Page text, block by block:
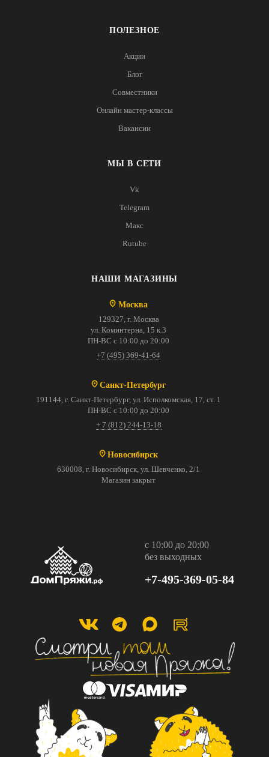
ПОЛЕЗНОЕ
Акции
Блог
Совместники
Онлайн мастер-классы
Вакансии
МЫ В СЕТИ
Vk
Telegram
Макс
Rutube
НАШИ МАГАЗИНЫ
Москва
129327, г. Москва
ул. Коминтерна, 15 к.3
ПН-ВС с 10:00 до 20:00
+7 (495) 369-41-64
Санкт-Петербург
191144, г. Санкт-Петербург, ул. Исполкомская, 17, ст. 1
ПН-ВС с 10:00 до 20:00
+ 7 (812) 244-13-18
Новосибирск
630008, г. Новосибирск, ул. Шевченко, 2/1
Магазин закрыт
с 10:00 до 20:00
без выходных
+7-495-369-05-84